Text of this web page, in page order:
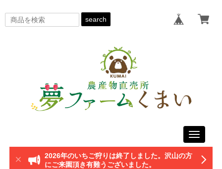
search
Toggle
2026年のいちご狩りは終了しました。沢山の方
にご来園頂き有難うございました。